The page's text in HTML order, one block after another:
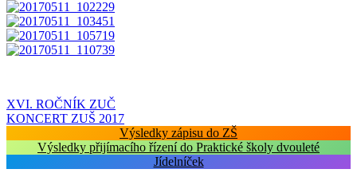
Navigace
pro
příspěvek
XVI. ROČNÍK ZUČ
KONCERT ZUŠ 2017
Výsledky zápisu do ZŠ
Výsledky přijímacího řízení do Praktické školy dvouleté
Jídelníček